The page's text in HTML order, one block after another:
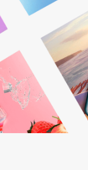
Gestão de
Otimizamos
produção e
Saiba mais